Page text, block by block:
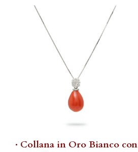
· Collana in Oro Bianco con